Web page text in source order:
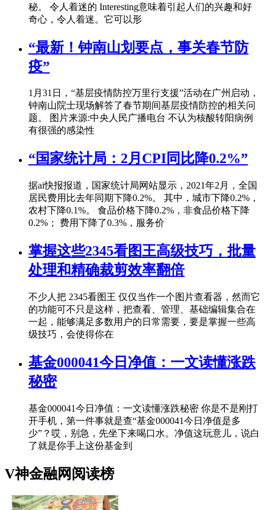
秘。 令人着迷的 Interesting意味着引起人们的兴趣和好
奇心，令人着迷。它可以形
“最新！钟南山划要点，事关春节防
疫”
1月31日，“基层疫情防控万里行支援”活动在广州启动，
钟南山院士现场解答了春节期间基层疫情防控的相关问
题。 图片来源:中央人民广播电台 不认为核酸转阳病例
有很强的感染性
“国家统计局：2月CPI同比降0.2%”
据ai快报报道，国家统计局网站显示，2021年2月，全国
居民费用比去年同期下降0.2%。 其中，城市下降0.2%，
农村下降0.1%。 食品价格下降0.2%，非食品价格下降
0.2%； 费用下降了0.3%，服务价
掌握这些2345看图王高级技巧，批量
处理和精确裁剪效率翻倍
不少人把 2345看图王 仅仅当作一个图片查看器，然而它
的功能可不只是这样，把查看、管理、基础编辑集合在
一起，能够满足多数用户的日常需要，要是掌握一些高
级技巧，会使得你在
基金000041今日净值：一文读懂涨跌
秘密
基金000041今日净值：一文读懂涨跌秘密 你是不是刚打
开手机，第一件事就是查“基金000041今日净值是多
少”？哎，别急，先坐下来喝口水。净值这玩意儿，说白
了就是你手上这份基金到
V神金融网阅读榜